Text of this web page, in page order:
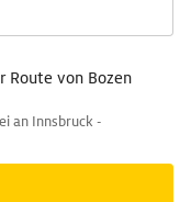
Route von Bozen
an Innsbruck -